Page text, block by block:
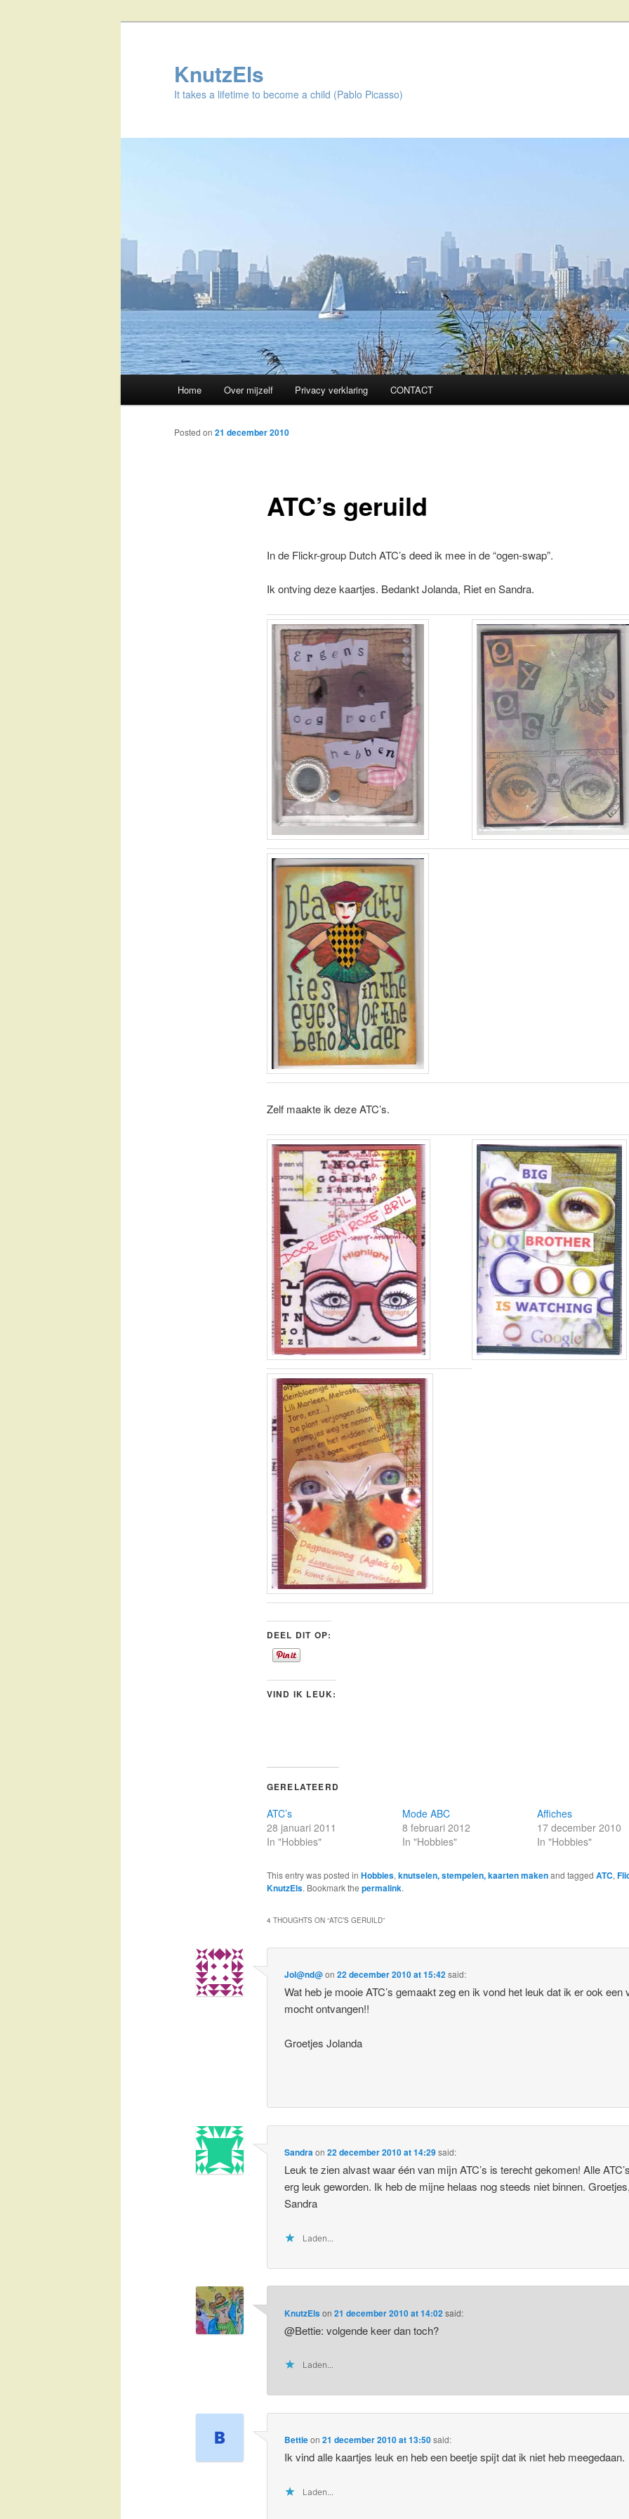
KnutzEls
It takes a lifetime to become a child (Pablo Picasso)
Skip
to
Home Over mijzelf Privacy verklaring CONTACT
ATC’s geruild
Posted on 21 december 2010
In de Flickr-group Dutch ATC’s deed ik mee in de “ogen-swap”.
Ik ontving deze kaartjes. Bedankt Jolanda, Riet en Sandra.
Zelf maakte ik deze ATC’s.
DEEL DIT OP:
VIND IK LEUK:
GERELATEERD
ATC’s
28 januari 2011
In "Hobbies"
Mode ABC
8 februari 2012
In "Hobbies"
Affiches
17 december 2010
In "Hobbies"
This entry was posted in Hobbies, knutselen, stempelen, kaarten makenand tagged ATC,
KnutzEls. Bookmark the permalink.
4 THOUGHTS ON “ATC’S GERUILD”
Jol@nd@on22 december 2010 at 15:42said:
Wat heb je mooie ATC’s gemaakt zeg en ik vond het leuk dat ik er ook een
mocht ontvangen!!
Groetjes Jolanda
Sandraon22 december 2010 at 14:29said:
Leuk te zien alvast waar één van mijn ATC’s is terecht gekomen! Alle
erg leuk geworden. Ik heb de mijne helaas nog steeds niet binnen. Groetjes,
Sandra
Laden...
KnutzElson21 december 2010 at 14:02said:
@Bettie: volgende keer dan toch?
Laden...
Bettieon21 december 2010 at 13:50said:
Ik vind alle kaartjes leuk en heb een beetje spijt dat ik niet heb meegedaan.
Laden...